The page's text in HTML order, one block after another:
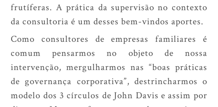
frutíferas. A prática da supervisão no contexto
da consultoria é um desses bem-vindos aportes.
Como consultores de empresas familiares é
comum pensarmos no objeto de nossa
intervenção, mergulharmos nas “boas práticas
de governança corporativa”, destrincharmos o
modelo dos 3 círculos de John Davis e assim por